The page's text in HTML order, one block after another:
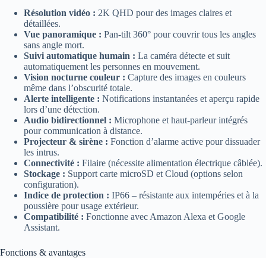
Résolution vidéo : 2K QHD pour des images claires et
détaillées.
Vue panoramique : Pan-tilt 360° pour couvrir tous les angles
sans angle mort.
Suivi automatique humain : La caméra détecte et suit
automatiquement les personnes en mouvement.
Vision nocturne couleur : Capture des images en couleurs
même dans l’obscurité totale.
Alerte intelligente : Notifications instantanées et aperçu rapide
lors d’une détection.
Audio bidirectionnel : Microphone et haut-parleur intégrés
pour communication à distance.
Projecteur & sirène : Fonction d’alarme active pour dissuader
les intrus.
Connectivité : Filaire (nécessite alimentation électrique câblée).
Stockage : Support carte microSD et Cloud (options selon
configuration).
Indice de protection : IP66 – résistante aux intempéries et à la
poussière pour usage extérieur.
Compatibilité : Fonctionne avec Amazon Alexa et Google
Assistant.
Fonctions & avantages